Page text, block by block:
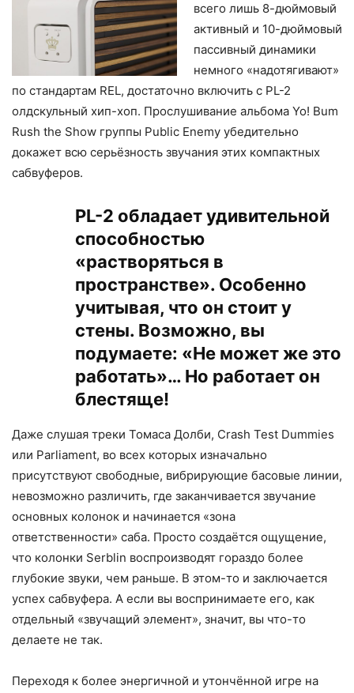
всего лишь 8-дюймовый
активный и 10-дюймовый
пассивный динамики
немного «надотягивают»
по стандартам REL, достаточно включить с PL-2
олдскульный хип-хоп. Прослушивание альбома Yo! Bum
Rush the Show группы Public Enemy убедительно
докажет всю серьёзность звучания этих компактных
сабвуферов.
PL-2 обладает удивительной
способностью
«растворяться в
пространстве». Особенно
учитывая, что он стоит у
стены. Возможно, вы
подумаете: «Не может же это
работать»… Но работает он
блестяще!
Даже слушая треки Томаса Долби, Crash Test Dummies
или Parliament, во всех которых изначально
присутствуют свободные, вибрирующие басовые линии,
невозможно различить, где заканчивается звучание
основных колонок и начинается «зона
ответственности» саба. Просто создаётся ощущение,
что колонки Serblin воспроизводят гораздо более
глубокие звуки, чем раньше. В этом-то и заключается
успех сабвуфера. А если вы воспринимаете его, как
отдельный «звучащий элемент», значит, вы что-то
делаете не так.
Переходя к более энергичной и утончённой игре на